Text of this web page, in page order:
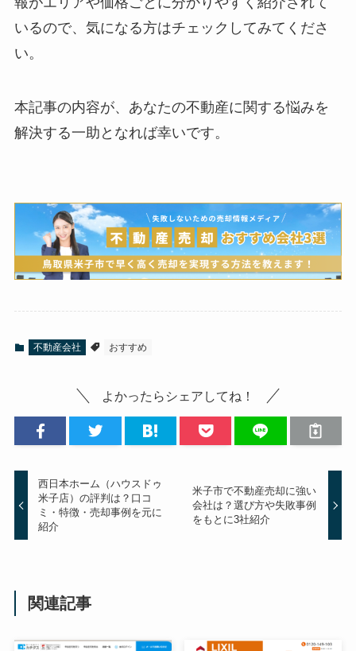
いるので、気になる方はチェックしてみてくださ
い。
本記事の内容が、あなたの不動産に関する悩みを
解決する一助となれば幸いです。
不動産会社 おすすめ
よかったらシェアしてね！
西日本ホーム（ハウスドゥ
米子店）の評判は？口コ
ミ・特徴・売却事例を元に
紹介
米子市で不動産売却に強い
会社は？選び方や失敗事例
をもとに3社紹介
関連記事